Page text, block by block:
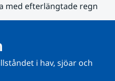
med efterlängtade regn
i hav, sjöar och